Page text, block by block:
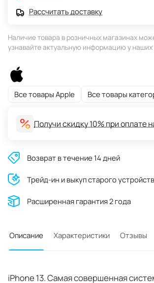
Рассчитать доставку
Наличие товара в розничных магазинах
узнавайте актуальную информацию у
Все товары Apple Все товары
Получи скидку 10% при оплате
Возврат в течение 14 дней
Трейд-ин и выкуп старого
Расширенная гарантия 2 года
Описание Характеристики Отзывы
iPhone 13. Самая совершенная